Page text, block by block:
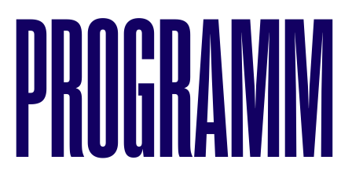
PROGRAMM